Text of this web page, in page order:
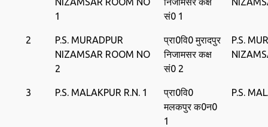
1
सं0 1
2
P.S. MURADPUR
NIZAMSAR ROOM NO
2
प्रा0वि0 मुरादपुर
निजामसर कक्ष
सं0 2
P.S.
3 P.S. MALAKPUR R.N. 1
प्रा0वि0
मलकपुर क0न0
1
P.S.